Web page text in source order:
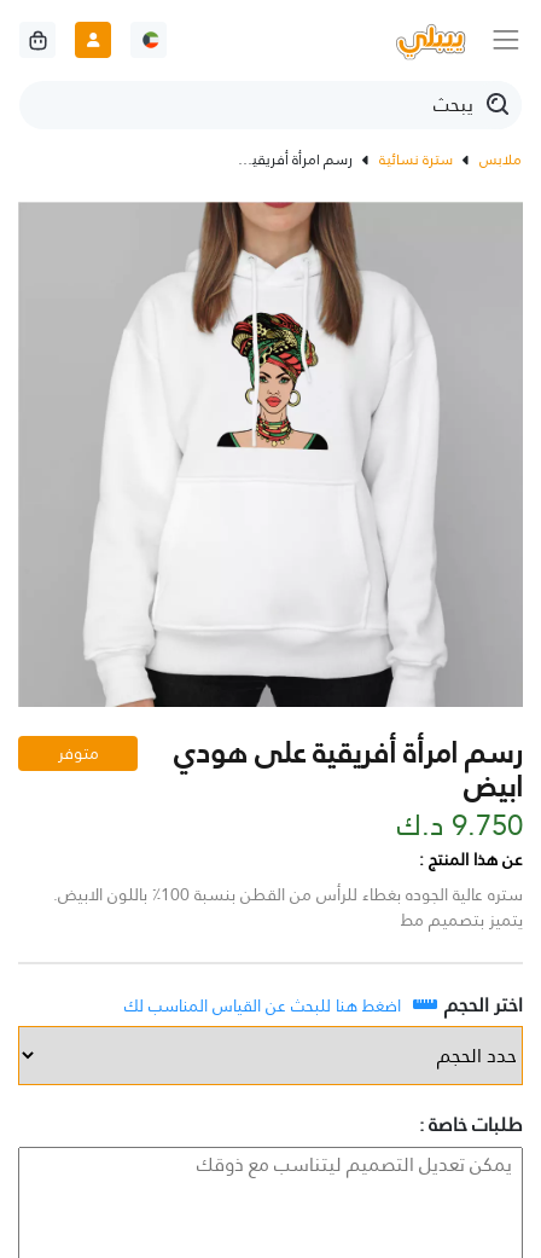
ملابس سترة نسائية رسم امرأة أفريقية على هودي ابيض
رسم امرأة أفريقية على هودي
ابيض
متوفر
9.750 د.ك
عن هذا المنتج :
ستره عالية الجوده بغطاء للرأس من القطن بنسبة 100٪ باللون الابيض.
يتميز بتصميم مط
اختر الحجم اضغط هنا للبحث عن القياس المناسب لك
طلبات خاصة :